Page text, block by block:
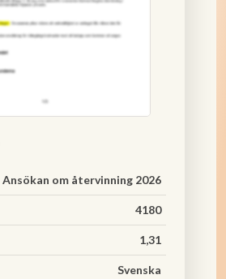
Ansökan om återvinning 2026
4180
1,31
Svenska